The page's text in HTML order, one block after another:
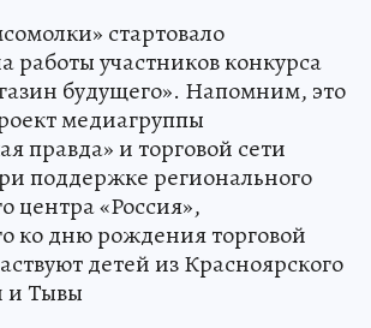
стартовало
работы участников конкурса
будущего». Напомним, это
медиагруппы
правда» и торговой сети
поддержке регионального
центра «Россия»,
ко дню рождения торговой
детей из Красноярского
и Тывы